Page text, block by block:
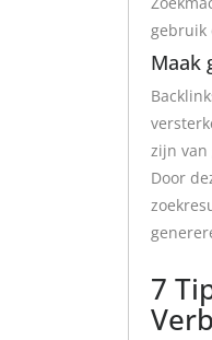
gebruik
Maak
zijn
Door
7